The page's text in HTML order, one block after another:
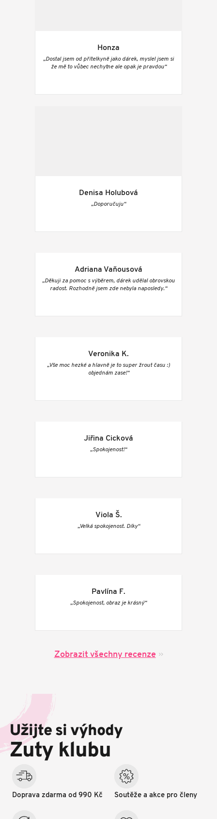
Honza
„Dostal jsem od přítelkyně jako dárek, myslel jsem si
že mě to vůbec nechytne ale opak je pravdou“
Denisa Holubová
„Doporučuju“
Adriana Vaňousová
„Děkuji za pomoc s výběrem, dárek udělal obrovskou
radost. Rozhodně jsem zde nebyla naposledy.“
Veronika K.
„Vše moc hezké a hlavně je to super žrout času :)
objednám zase!“
Jiřina Cicková
„Spokojenost!“
Viola Š.
„Velká spokojenost. Díky“
Pavlína F.
„Spokojenost, obraz je krásný“
Zobrazit všechny recenze
a
í
Užijte si výhody
Zuty klubu
Doprava zdarma od 990 Kč Soutěže a akce pro členy